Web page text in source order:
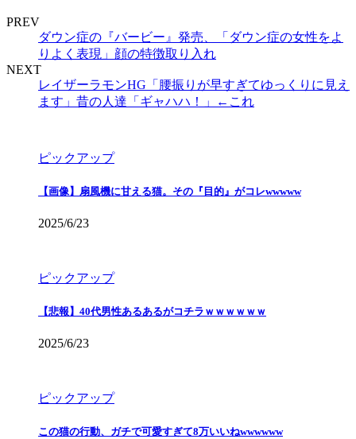
PREV
ダウン症の『バービー』発売、「ダウン症の女性をよ
りよく表現」顔の特徴取り入れ
NEXT
レイザーラモンHG「腰振りが早すぎてゆっくりに見え
ます」昔の人達「ギャハハ！」←これ
ピックアップ
【画像】扇風機に甘える猫。その『目的』がコレwwwww
2025/6/23
ピックアップ
【悲報】40代男性あるあるがコチラｗｗｗｗｗｗ
2025/6/23
ピックアップ
この猫の行動、ガチで可愛すぎて8万いいねwwwwww